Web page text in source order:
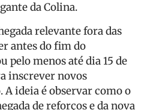
da Colina.
relevante fora das
antes do fim do
pelo menos até dia 15 de
inscrever novos
ideia é observar como o
de reforços e da nova